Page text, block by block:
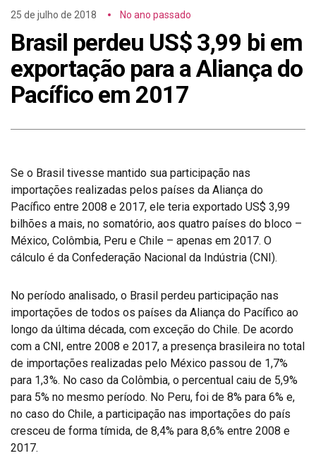
25 de julho de 2018 No ano passado
Brasil perdeu US$ 3,99 bi em
exportação para a Aliança do
Pacífico em 2017
Se o Brasil tivesse mantido sua participação nas
importações realizadas pelos países da Aliança do
Pacífico entre 2008 e 2017, ele teria exportado US$ 3,99
bilhões a mais, no somatório, aos quatro países do bloco –
México, Colômbia, Peru e Chile – apenas em 2017. O
cálculo é da Confederação Nacional da Indústria (CNI).
No período analisado, o Brasil perdeu participação nas
importações de todos os países da Aliança do Pacífico ao
longo da última década, com exceção do Chile. De acordo
com a CNI, entre 2008 e 2017, a presença brasileira no total
de importações realizadas pelo México passou de 1,7%
para 1,3%. No caso da Colômbia, o percentual caiu de 5,9%
para 5% no mesmo período. No Peru, foi de 8% para 6% e,
no caso do Chile, a participação nas importações do país
cresceu de forma tímida, de 8,4% para 8,6% entre 2008 e
2017.